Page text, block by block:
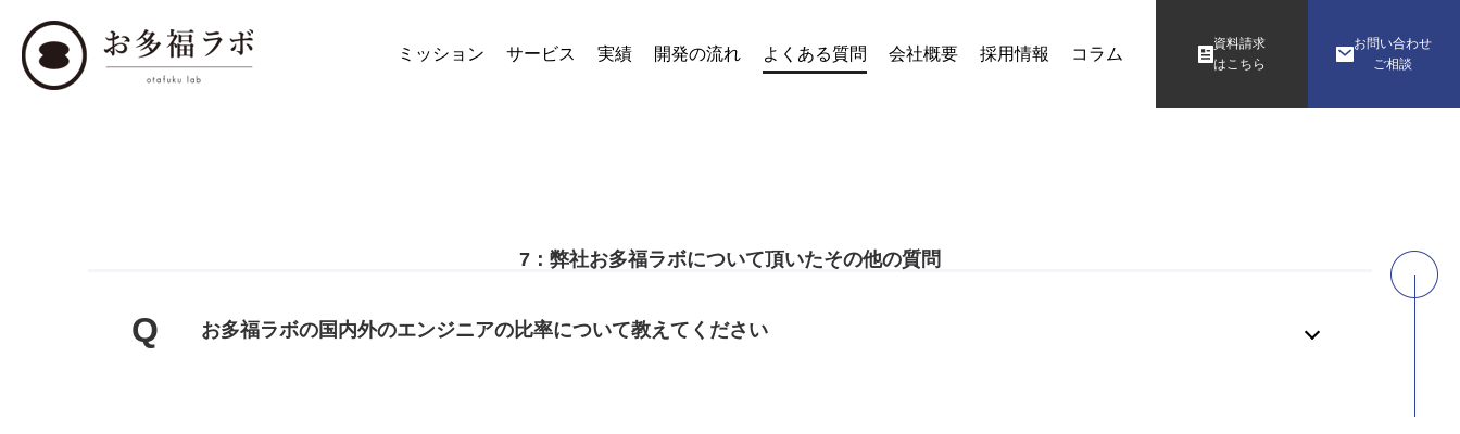
ミッション サービス 実績 開発の流れ よくある質問 会社概要 採用情報 コラム
資料請求
はこちら
お問い合わせ
ご相談
7：弊社お多福ラボについて頂いたその他の質問
Q お多福ラボの国内外のエンジニアの比率について教えてください